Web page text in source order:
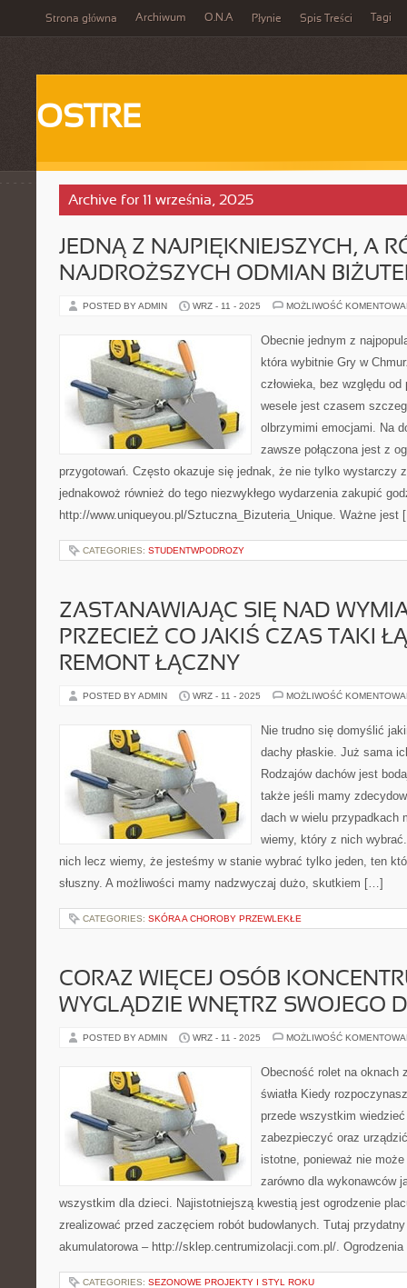
Strona główna Archiwum O.N.A Płynie Spis Treści Tagi
OSTRE
Archive for 11 września, 2025
JEDNĄ Z NAJPIĘKNIEJSZYCH, A
NAJDROŻSZYCH ODMIAN
POSTED BY ADMIN WRZ - 11 - 2025 MOŻLIWOŚĆ
Obecnie jednym z
która wybitnie Gry w
człowieka, bez względu
wesele jest czasem
olbrzymimi emocjami. Na
zawsze połączona jest z
przygotowań. Często okazuje się jednak, że nie tylko wystarczy
jednakowoż również do tego niezwykłego wydarzenia zakupić
http://www.uniqueyou.pl/Sztuczna_Bizuteria_Unique. Ważne
CATEGORIES: STUDENTWPODROZY
ZASTANAWIAJĄC SIĘ NAD
PRZECIEŻ CO JAKIŚ CZAS TAKI
REMONT ŁĄCZNY
POSTED BY ADMIN WRZ - 11 - 2025 MOŻLIWOŚĆ
Nie trudno się domyślić
dachy płaskie. Już sama
Rodzajów dachów jest
także jeśli mamy
dach w wielu przypadkach
wiemy, który z nich
nich lecz wiemy, że jesteśmy w stanie wybrać tylko jeden, ten
słuszny. A możliwości mamy nadzwyczaj dużo, skutkiem […]
CATEGORIES: SKÓRA A CHOROBY PRZEWLEKŁE
CORAZ WIĘCEJ OSÓB
WYGLĄDZIE WNĘTRZ SWOJEGO
POSTED BY ADMIN WRZ - 11 - 2025 MOŻLIWOŚĆ
Obecność rolet na oknach
światła Kiedy
przede wszystkim
zabezpieczyć oraz
istotne, ponieważ nie
zarówno dla wykonawców
wszystkim dla dzieci. Najistotniejszą kwestią jest ogrodzenie
zrealizować przed zaczęciem robót budowlanych. Tutaj
akumulatorowa – http://sklep.centrumizolacji.com.pl/.
CATEGORIES: SEZONOWE PROJEKTY I STYL ROKU